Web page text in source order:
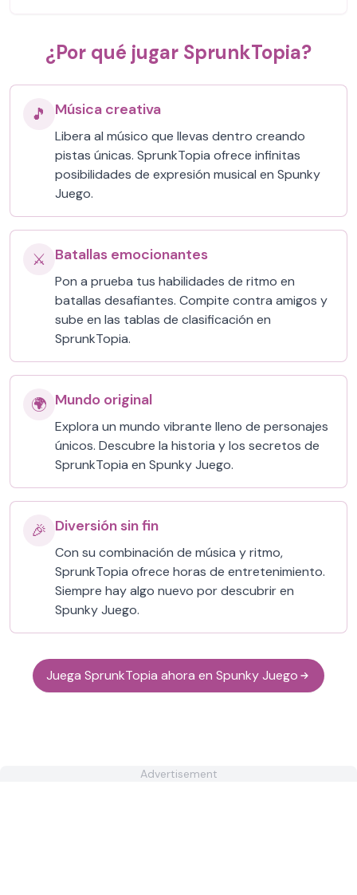
¿Por qué jugar SprunkTopia?
🎵 Música creativa
Libera al músico que llevas dentro creando
pistas únicas. SprunkTopia ofrece infinitas
posibilidades de expresión musical en Spunky
Juego.
⚔️ Batallas emocionantes
Pon a prueba tus habilidades de ritmo en
batallas desafiantes. Compite contra amigos y
sube en las tablas de clasificación en
SprunkTopia.
🌍 Mundo original
Explora un mundo vibrante lleno de personajes
únicos. Descubre la historia y los secretos de
SprunkTopia en Spunky Juego.
🎉 Diversión sin fin
Con su combinación de música y ritmo,
SprunkTopia ofrece horas de entretenimiento.
Siempre hay algo nuevo por descubrir en
Spunky Juego.
Juega SprunkTopia ahora en Spunky Juego
Advertisement